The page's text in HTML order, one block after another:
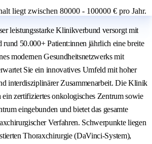
liegt zwischen 80000 - 100000 € pro Jahr.
leistungsstarke Klinikverbund versorgt mit
rund 50.000+ Patient:innen jährlich eine breite
modernen Gesundheitsnetzwerks mit
Sie ein innovatives Umfeld mit hoher
interdisziplinärer Zusammenarbeit. Die Klinik
zertifiziertes onkologisches Zentrum sowie
eingebunden und bietet das gesamte
Verfahren. Schwerpunkte liegen
Thoraxchirurgie (DaVinci-System),